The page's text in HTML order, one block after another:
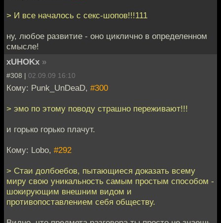
> И все началось с секс-шопов!!!111
ну, любое развитие - оно циклично в определенном
смысле!
xUHOKx »
#308 | 02.09.09 16:10
Кому: Punk_UnDeaD, #300
> эмо по этому поводу страшно переживают!!!
и горько горько плачут.
Кому: Lobo, #292
> Стаи долбоебов, пытающиеся доказать всему
миру свою уникальность самым простым способом -
шокирующим внешним видом и
противопоставлением себя обществу.